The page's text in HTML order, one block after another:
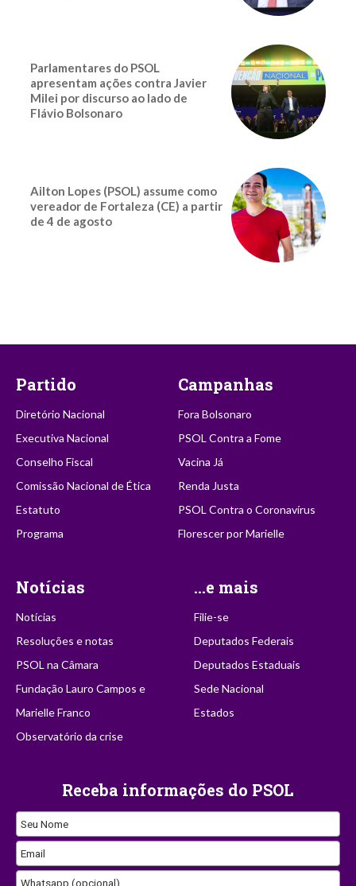
Parlamentares do PSOL
apresentam ações contra Javier
Milei por discurso ao lado de
Flávio Bolsonaro
Ailton Lopes (PSOL) assume como
vereador de Fortaleza (CE) a partir
de 4 de agosto
Partido
Diretório Nacional
Executiva Nacional
Conselho Fiscal
Comissão Nacional de Ética
Estatuto
Programa
Campanhas
Fora Bolsonaro
PSOL Contra a Fome
Vacina Já
Renda Justa
PSOL Contra o Coronavírus
Florescer por Marielle
Notícias
Notícias
Resoluções e notas
PSOL na Câmara
Fundação Lauro Campos e
Marielle Franco
Observatório da crise
...e mais
Filie-se
Deputados Federais
Deputados Estaduais
Sede Nacional
Estados
Receba informações do PSOL
Seu Nome
Email
Email
Whatsapp (opcional)